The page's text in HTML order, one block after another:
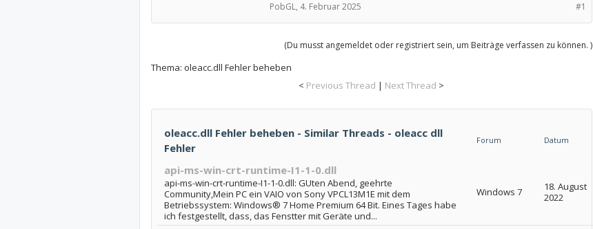
#1
PobGL, 4. Februar 2025
(Du musst angemeldet oder registriert sein, um Beiträge verfassen zu können. )
Thema: oleacc.dll Fehler beheben
< Previous Thread | Next Thread >
oleacc.dll Fehler beheben - Similar Threads - oleacc dll
Fehler
Forum Datum
api-ms-win-crt-runtime-I1-1-0.dll
api-ms-win-crt-runtime-I1-1-0.dll: GUten Abend, geehrte
Community,Mein PC ein VAIO von Sony VPCL13M1E mit dem
Betriebssystem: Windows® 7 Home Premium 64 Bit. Eines Tages habe
ich festgestellt, dass, das Fenstter mit Geräte und...
Windows 7
18. August
2022